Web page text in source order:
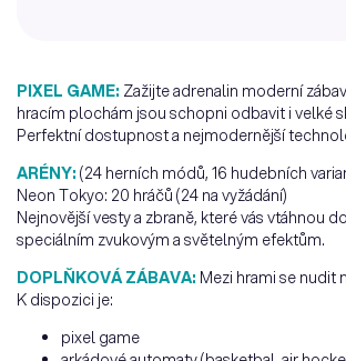
PIXEL GAME: Zažijte adrenalin moderní
hracím plochám jsou schopni odbavit i velké
Perfektní dostupnost a nejmodernější
ARÉNY: (24 herních módů, 16 hudebních
Neon Tokyo: 20 hráčů (24 na vyžádání)
Nejnovější vesty a zbraně, které vás vtáhnou
speciálním zvukovým a světelným efektům.
DOPLŇKOVÁ ZÁBAVA: Mezi hrami se nudit
K dispozici je:
pixel game